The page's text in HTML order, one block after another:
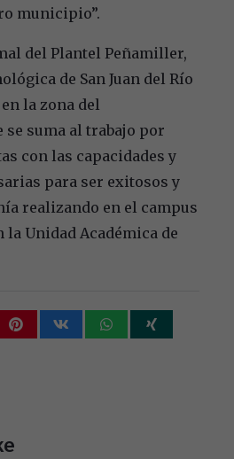
municipio”.
del Plantel Peñamiller,
de San Juan del Río
la zona del
suma al trabajo por
con las capacidades y
para ser exitosos y
realizando en el campus
la Unidad Académica de